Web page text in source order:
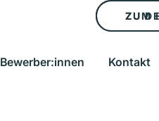
ZUM
ZU
Bewerber:innen Kontakt